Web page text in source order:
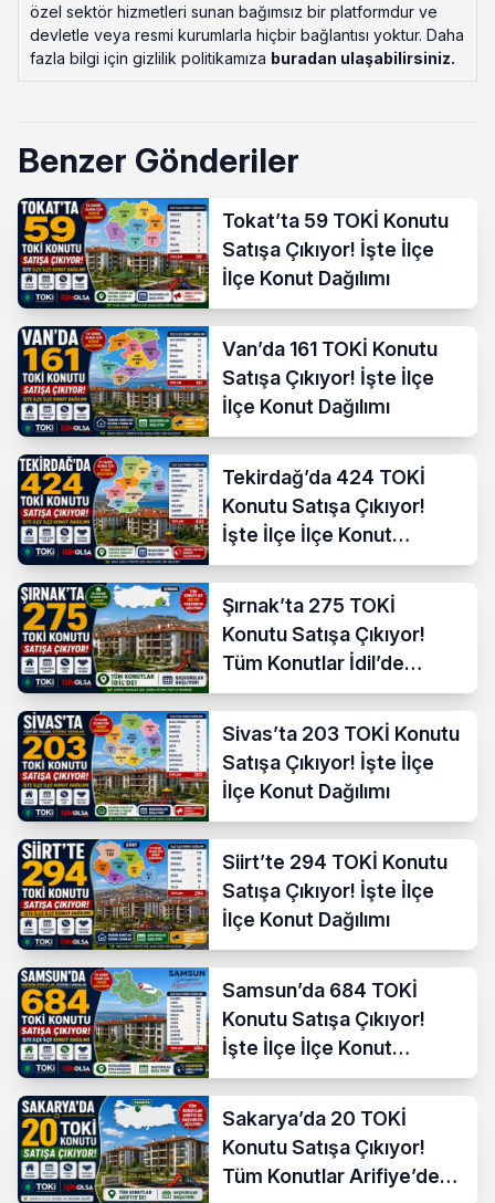
özel sektör hizmetleri sunan bağımsız bir platformdur ve
devletle veya resmi kurumlarla hiçbir bağlantısı yoktur. Daha
fazla bilgi için gizlilik politikamıza buradan ulaşabilirsiniz.
Benzer Gönderiler
Tokat’ta 59 TOKİ Konutu
Satışa Çıkıyor! İşte İlçe
İlçe Konut Dağılımı
Van’da 161 TOKİ Konutu
Satışa Çıkıyor! İşte İlçe
İlçe Konut Dağılımı
Tekirdağ’da 424 TOKİ
Konutu Satışa Çıkıyor!
İşte İlçe İlçe Konut
Dağılımı
Şırnak’ta 275 TOKİ
Konutu Satışa Çıkıyor!
Tüm Konutlar İdil’de
Başvuruya Açılıyor
Sivas’ta 203 TOKİ Konutu
Satışa Çıkıyor! İşte İlçe
İlçe Konut Dağılımı
Siirt’te 294 TOKİ Konutu
Satışa Çıkıyor! İşte İlçe
İlçe Konut Dağılımı
Samsun’da 684 TOKİ
Konutu Satışa Çıkıyor!
İşte İlçe İlçe Konut
Dağılımı
Sakarya’da 20 TOKİ
Konutu Satışa Çıkıyor!
Tüm Konutlar Arifiye’de